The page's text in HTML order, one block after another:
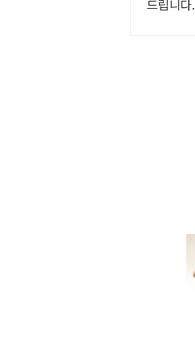
드립니다.